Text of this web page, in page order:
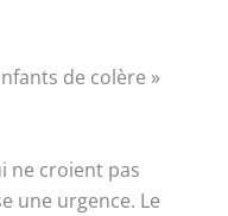
de colère »
ne croient pas
une urgence. Le